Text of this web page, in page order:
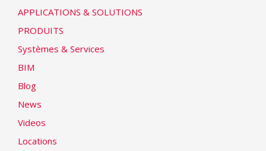
APPLICATIONS & SOLUTIONS
PRODUITS
Systèmes & Services
BIM
Blog
News
Videos
Locations